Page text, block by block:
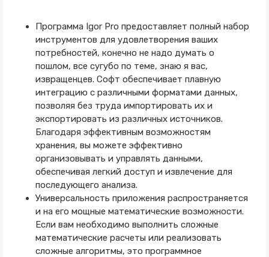
Программа Igor Pro предоставляет полный набор
инструментов для удовлетворения ваших
потребностей, конечно не надо думать о
пошлом, все сугубо по теме, знаю я вас,
извращенцев. Софт обеспечивает плавную
интеграцию с различными форматами данных,
позволяя без труда импортировать их и
экспортировать из различных источников.
Благодаря эффективным возможностям
хранения, вы можете эффективно
организовывать и управлять данными,
обеспечивая легкий доступ и извлечение для
последующего анализа.
Универсальность приложения распространяется
и на его мощные математические возможности.
Если вам необходимо выполнить сложные
математические расчеты или реализовать
сложные алгоритмы, это программное